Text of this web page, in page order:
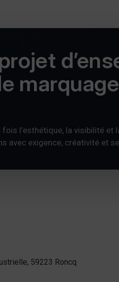
marquage
l’esthétique, la visibilité et
avec exigence, créativité et
59223 Roncq